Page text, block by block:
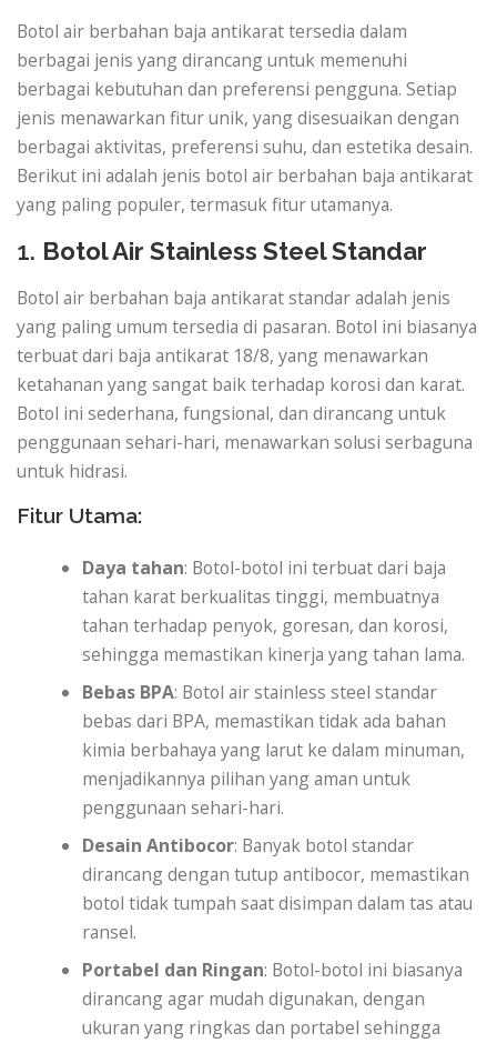
Botol air berbahan baja antikarat tersedia dalam
berbagai jenis yang dirancang untuk memenuhi
berbagai kebutuhan dan preferensi pengguna. Setiap
jenis menawarkan fitur unik, yang disesuaikan dengan
berbagai aktivitas, preferensi suhu, dan estetika desain.
Berikut ini adalah jenis botol air berbahan baja antikarat
yang paling populer, termasuk fitur utamanya.
1. Botol Air Stainless Steel Standar
Botol air berbahan baja antikarat standar adalah jenis
yang paling umum tersedia di pasaran. Botol ini biasanya
terbuat dari baja antikarat 18/8, yang menawarkan
ketahanan yang sangat baik terhadap korosi dan karat.
Botol ini sederhana, fungsional, dan dirancang untuk
penggunaan sehari-hari, menawarkan solusi serbaguna
untuk hidrasi.
Fitur Utama:
Daya tahan: Botol-botol ini terbuat dari baja
tahan karat berkualitas tinggi, membuatnya
tahan terhadap penyok, goresan, dan korosi,
sehingga memastikan kinerja yang tahan lama.
Bebas BPA: Botol air stainless steel standar
bebas dari BPA, memastikan tidak ada bahan
kimia berbahaya yang larut ke dalam minuman,
menjadikannya pilihan yang aman untuk
penggunaan sehari-hari.
Desain Antibocor: Banyak botol standar
dirancang dengan tutup antibocor, memastikan
botol tidak tumpah saat disimpan dalam tas atau
ransel.
Portabel dan Ringan: Botol-botol ini biasanya
dirancang agar mudah digunakan, dengan
ukuran yang ringkas dan portabel sehingga